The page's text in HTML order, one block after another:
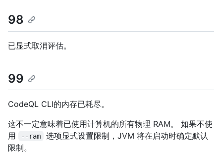
98
已显式取消评估。
99
CodeQL CLI的内存已耗尽。
这不一定意味着已使用计算机的所有物理 RAM。 如果不使
用
--ram
选项显式设置限制，JVM 将在启动时确定默认
限制。